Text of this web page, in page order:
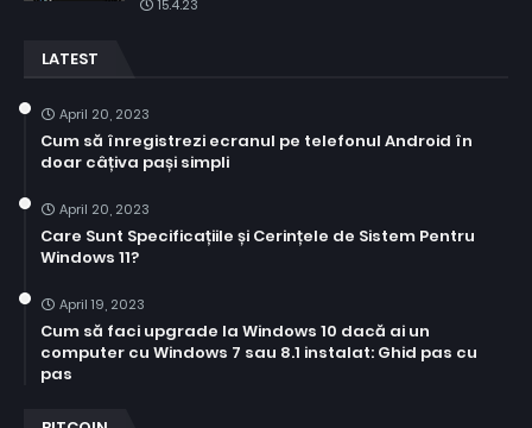
15.4.23
LATEST
April 20, 2023
Cum să înregistrezi ecranul pe telefonul Android în
doar câțiva pași simpli
April 20, 2023
Care Sunt Specificațiile și Cerințele de Sistem Pentru
Windows 11?
April 19, 2023
Cum să faci upgrade la Windows 10 dacă ai un
computer cu Windows 7 sau 8.1 instalat: Ghid pas cu
pas